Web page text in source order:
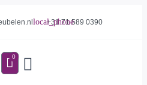
+31 71 589 0390
0